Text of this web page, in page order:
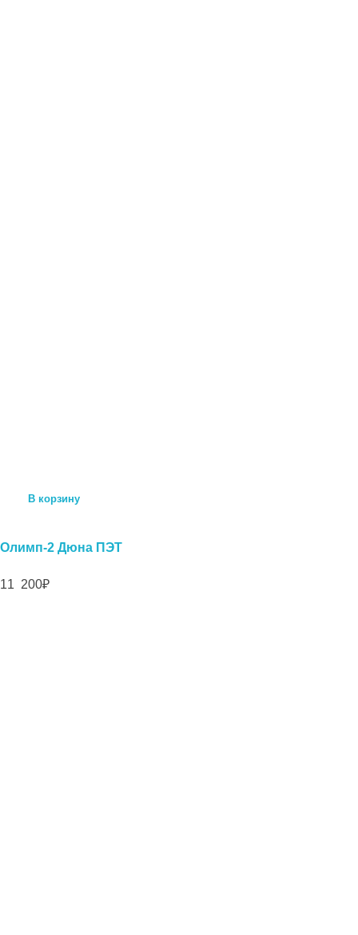
В корзину
Олимп-2 Дюна ПЭТ
11 200₽